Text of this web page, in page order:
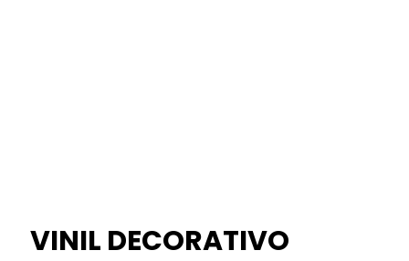
VINIL DECORATIVO